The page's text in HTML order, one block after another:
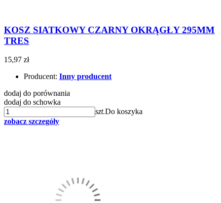
KOSZ SIATKOWY CZARNY OKRĄGŁY 295MM
TRES
15,97 zł
Producent: Inny producent
dodaj do porównania
dodaj do schowka
szt.Do koszyka
zobacz szczegóły